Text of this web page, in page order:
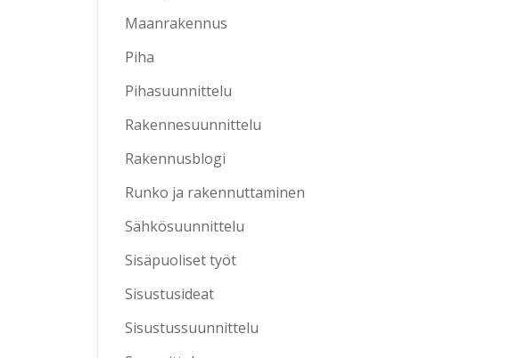
Maanrakennus
Piha
Pihasuunnittelu
Rakennesuunnittelu
Rakennusblogi
Runko ja rakennuttaminen
Sähkösuunnittelu
Sisäpuoliset työt
Sisustusideat
Sisustussuunnittelu